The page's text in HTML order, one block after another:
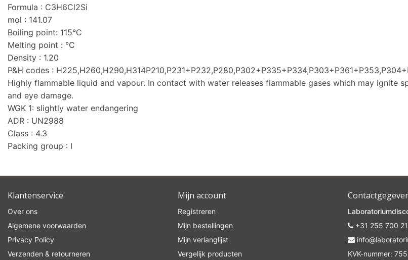
Formula : C3H6Cl2Si
mol : 141.07
Boiling point: 115°C
Melting point : °C
Density : 1.20
P&H codes :
Highly flammable liquid and vapour. In contact with water releases flammable gases which may ignite
and eye damage.
WGK 1: slightly water endangering
ADR : UN2988
Class : 4.3
Packing group : I
Klantenservice
Over ons
Algemene voorwaarden
Privacy Policy
Verzenden & retourneren
Mijn account
Registreren
Mijn bestellingen
Mijn verlanglijst
Vergelijk producten
+31 255 700
KVK-nummer: